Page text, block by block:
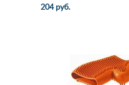
204 руб.